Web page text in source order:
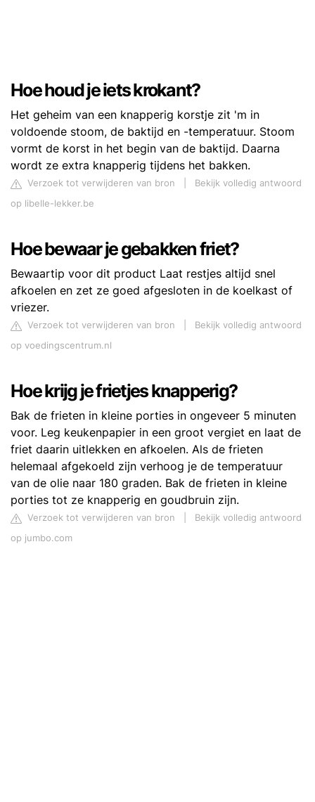
Hoe houd je iets krokant?
Het geheim van een knapperig korstje zit 'm in
voldoende stoom, de baktijd en -temperatuur. Stoom
vormt de korst in het begin van de baktijd. Daarna
wordt ze extra knapperig tijdens het bakken.
Verzoek tot verwijderen van bron
Bekijk volledig antwoord
op libelle-lekker.be
Hoe bewaar je gebakken friet?
Bewaartip voor dit product Laat restjes altijd snel
afkoelen en zet ze goed afgesloten in de koelkast of
vriezer.
Verzoek tot verwijderen van bron
Bekijk volledig antwoord
op voedingscentrum.nl
Hoe krijg je frietjes knapperig?
Bak de frieten in kleine porties in ongeveer 5 minuten
voor. Leg keukenpapier in een groot vergiet en laat de
friet daarin uitlekken en afkoelen. Als de frieten
helemaal afgekoeld zijn verhoog je de temperatuur
van de olie naar 180 graden. Bak de frieten in kleine
porties tot ze knapperig en goudbruin zijn.
Verzoek tot verwijderen van bron
Bekijk volledig antwoord
op jumbo.com